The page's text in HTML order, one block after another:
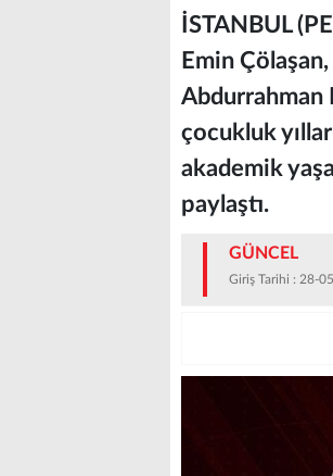
İSTANBUL
Emin
Abdurrahman
çocukluk
akademik
paylaştı.
GÜNCEL
Giriş Tarihi : 28-